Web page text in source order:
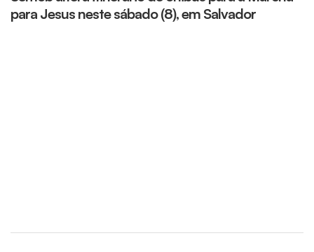
para Jesus neste sábado (8), em Salvador